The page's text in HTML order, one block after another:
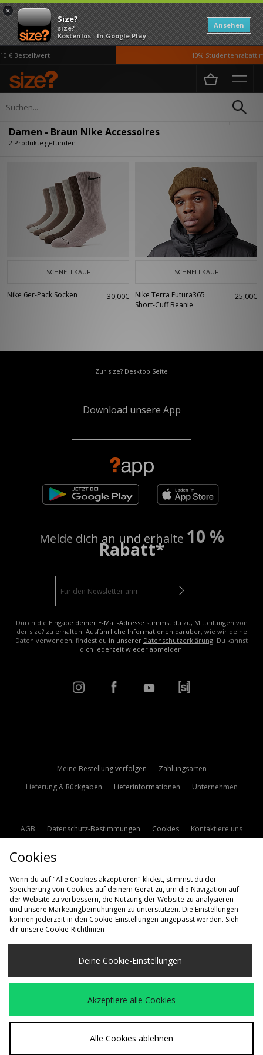
×
Size?
size?
Kostenlos - In Google Play
Ansehen
€ Bestellwert 10% Studentenrabatt
Home Damen
Damen - Braun Nike Accessoires
2 Produkte gefunden
SCHNELLKAUF
Nike 6er-Pack Socken 30,00€
SCHNELLKAUF
Nike Terra Futura365
Short-Cuff Beanie
25,00€
Zur size? Desktop Seite
Download unsere App
Melde dich an und erhalte 10 %
Rabatt*
Durch die Eingabe deiner E-Mail-Adresse stimmst du zu, Mitteilungen von
der size? zu erhalten. Ausführliche Informationen darüber, wie wir deine
Daten verwenden, findest du in unserer Datenschutzerklärung. Du kannst
dich jederzeit wieder abmelden.
Meine Bestellung verfolgen
Zahlungsarten
Lieferung & Rückgaben
Lieferinformationen Unternehmen
AGB Datenschutz-Bestimmungen Cookies
Kontaktiere uns
Lieferung Nach
Deutschland
Wir akzeptieren die folgenden Zahlungsmethoden
Besuchen Sie unsere Unternehmens-Website auf
Cookies
Wenn du auf "Alle Cookies akzeptieren" klickst, stimmst du der
Speicherung von Cookies auf deinem Gerät zu, um die Navigation auf
der Website zu verbessern, die Nutzung der Website zu analysieren
und unsere Marketingbemühungen zu unterstützen. Die Einstellungen
können jederzeit in den Cookie-Einstellungen angepasst werden. Sieh
dir unsere Cookie-Richtlinien
Deine Cookie-Einstellungen
Akzeptiere alle Cookies
Alle Cookies ablehnen